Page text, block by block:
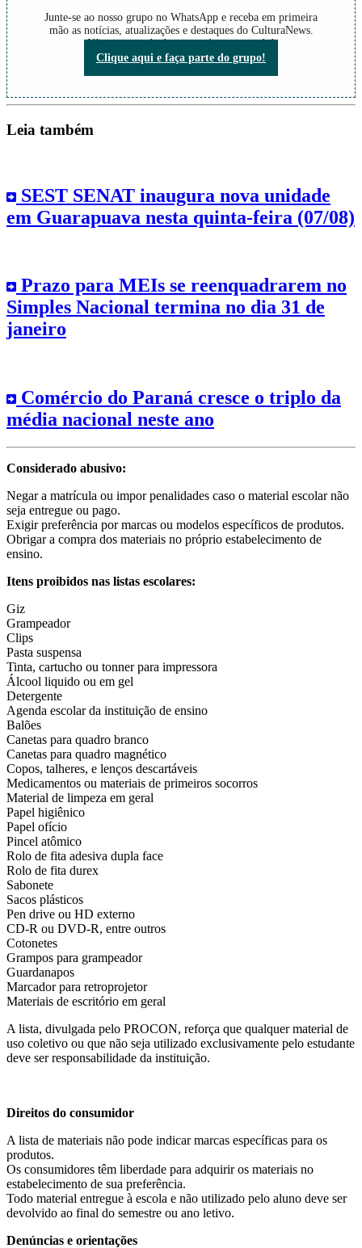
Junte-se ao nosso grupo no WhatsApp e receba em primeira
mão as notícias, atualizações e destaques do CulturaNews.
Não perca nada do que está acontecendo!
Clique aqui e faça parte do grupo!
Leia também
SEST SENAT inaugura nova unidade
em Guarapuava nesta quinta-feira (07/08)
Prazo para MEIs se reenquadrarem no
Simples Nacional termina no dia 31 de
janeiro
Comércio do Paraná cresce o triplo da
média nacional neste ano
Considerado abusivo:
Negar a matrícula ou impor penalidades caso o material escolar não
seja entregue ou pago.
Exigir preferência por marcas ou modelos específicos de produtos.
Obrigar a compra dos materiais no próprio estabelecimento de
ensino.
Itens proibidos nas listas escolares:
Giz
Grampeador
Clips
Pasta suspensa
Tinta, cartucho ou tonner para impressora
Álcool liquido ou em gel
Detergente
Agenda escolar da instituição de ensino
Balões
Canetas para quadro branco
Canetas para quadro magnético
Copos, talheres, e lenços descartáveis
Medicamentos ou materiais de primeiros socorros
Material de limpeza em geral
Papel higiênico
Papel ofício
Pincel atômico
Rolo de fita adesiva dupla face
Rolo de fita durex
Sabonete
Sacos plásticos
Pen drive ou HD externo
CD-R ou DVD-R, entre outros
Cotonetes
Grampos para grampeador
Guardanapos
Marcador para retroprojetor
Materiais de escritório em geral
A lista, divulgada pelo PROCON, reforça que qualquer material de
uso coletivo ou que não seja utilizado exclusivamente pelo estudante
deve ser responsabilidade da instituição.
Direitos do consumidor
A lista de materiais não pode indicar marcas específicas para os
produtos.
Os consumidores têm liberdade para adquirir os materiais no
estabelecimento de sua preferência.
Todo material entregue à escola e não utilizado pelo aluno deve ser
devolvido ao final do semestre ou ano letivo.
Denúncias e orientações